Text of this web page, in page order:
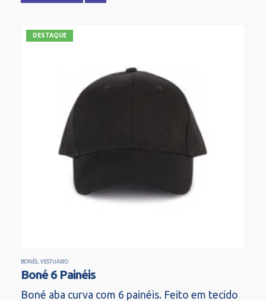
DESTAQUE
BONÉS, VESTUÁRIO
Boné 6 Painéis
Boné aba curva com 6 painéis. Feito em tecido